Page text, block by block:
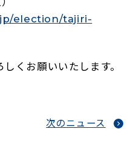
election/tajiri-
くお願いいたします。
次のニュース